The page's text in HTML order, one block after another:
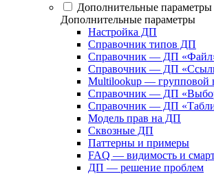
Дополнительные параметры
Дополнительные параметры
Настройка ДП
Справочник типов ДП
Справочник — ДП
Справочник — ДП
Multilookup — групповой
Справочник — ДП «Выбор
Справочник — ДП
Модель прав на ДП
Сквозные ДП
Паттерны и примеры
FAQ — видимость и
ДП — решение проблем